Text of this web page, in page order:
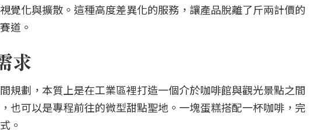
覺化與擴散。這種高度差異化的服務，讓產品脫離了斤兩計價的
道。
求
規劃，本質上是在工業區裡打造一個介於咖啡館與觀光景點之間
也可以是專程前往的微型甜點聖地。一塊蛋糕搭配一杯咖啡，完
。